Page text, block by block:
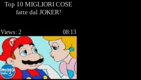
Top 10 MIGLIORI COSE
fatte dal JOKER!
08:13
Views: 2